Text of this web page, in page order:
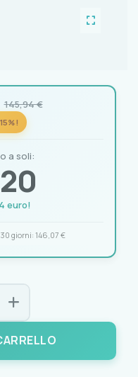
145,94 €
a soli:
euro!
giorni:146,07 €